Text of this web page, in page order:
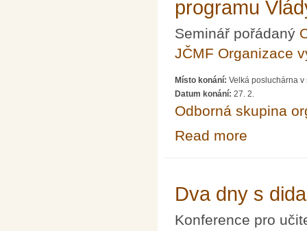
programu
Seminář pořádaný
JČMF Organizace
Místo konání: Velká posluchárna v
Datum konání: 27. 2.
Odborná skupina
Read more
Dva dny s
Konference pro